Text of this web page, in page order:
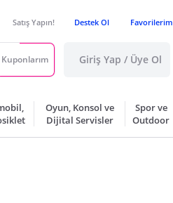
Satış Yapın! Destek Ol Favorilerim
Kuponlarım Giriş Yap / Üye Ol
Oyun, Konsol ve
Dijital Servisler
Spor ve
Outdoor